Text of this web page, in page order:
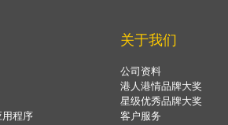
用程序
关于我们
公司资料
港人港情品牌大奖
星级优秀品牌大奖
客户服务